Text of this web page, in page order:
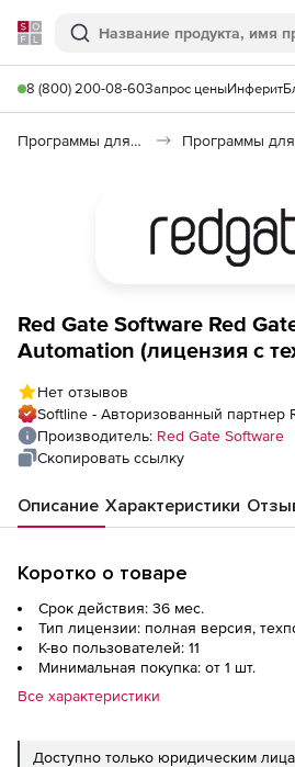
Softline
Поиск
8 (800) 200-08-60Запрос ценыИнферит
Программы для программирования
Red Gate Software Red
Automation (лицензия с
Нет отзывов
Softline - Авторизованный партнер
Производитель: Red Gate Software
Скопировать ссылку
Описание Характеристики
Коротко о товаре
Срок действия: 36 мес.
Тип лицензии: полная версия,
К-во пользователей: 11
Минимальная покупка: от 1 шт.
Все характеристики
Доступно только юридическим